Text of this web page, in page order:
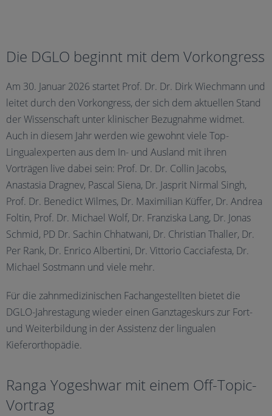
Die DGLO beginnt mit dem Vorkongress
Am 30. Januar 2026 startet Prof. Dr. Dr. Dirk Wiechmann und
leitet durch den Vorkongress, der sich dem aktuellen Stand
der Wissenschaft unter klinischer Bezugnahme widmet.
Auch in diesem Jahr werden wie gewohnt viele Top-
Lingualexperten aus dem In- und Ausland mit ihren
Vorträgen live dabei sein: Prof. Dr. Dr. Collin Jacobs,
Anastasia Dragnev, Pascal Siena, Dr. Jasprit Nirmal Singh,
Prof. Dr. Benedict Wilmes, Dr. Maximilian Küffer, Dr. Andrea
Foltin, Prof. Dr. Michael Wolf, Dr. Franziska Lang, Dr. Jonas
Schmid, PD Dr. Sachin Chhatwani, Dr. Christian Thaller, Dr.
Per Rank, Dr. Enrico Albertini, Dr. Vittorio Cacciafesta, Dr.
Michael Sostmann und viele mehr.
Für die zahnmedizinischen Fachangestellten bietet die
DGLO-Jahrestagung wieder einen Ganztageskurs zur Fort-
und Weiterbildung in der Assistenz der lingualen
Kieferorthopädie.
Ranga Yogeshwar mit einem Off-Topic-
Vortrag